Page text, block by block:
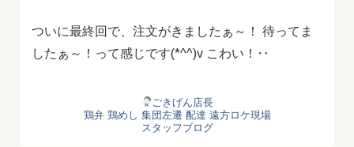
ついに最終回で、注文がきましたぁ～！ 待ってま
したぁ～！って感じです(*^^)v こわい！‥
ごきげん店長
鶏弁 鶏めし 集団左遷 配達 遠方ロケ現場
スタッフブログ